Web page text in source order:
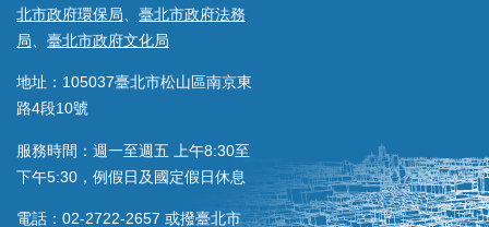
北市政府環保局
臺北市政府法務
局
臺北市政府文化局
地址：105037臺北市松山區南京東
路4段10號
服務時間：週一至週五 上午8:30至
下午5:30，例假日及國定假日休息
電話：02-2722-2657 或撥臺北市